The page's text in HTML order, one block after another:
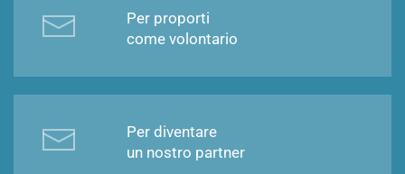
Per proporti
come volontario
Per diventare
un nostro partner